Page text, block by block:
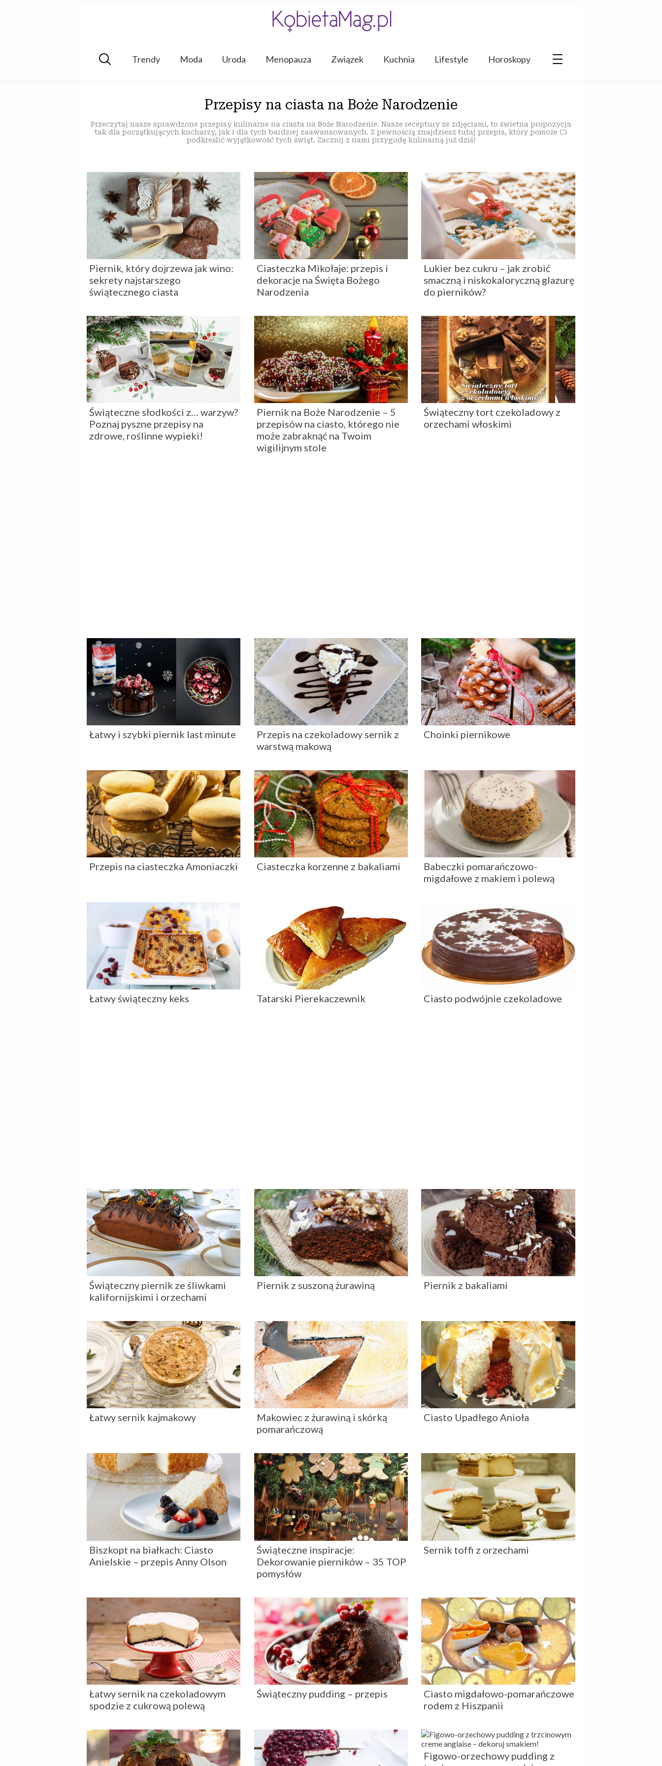
Trendy Moda Uroda Menopauza Związek Kuchnia Lifestyle Horoskopy
Przepisy na ciasta na Boże Narodzenie
Przeczytaj nasze sprawdzone przepisy kulinarne na ciasta na Boże Narodzenie. Nasze receptury ze zdjęciami, to świetna propozycja
tak dla początkujących kucharzy, jak i dla tych bardziej zaawansowanych. Z pewnością znajdziesz tutaj przepis, który pomoże Ci
podkreślić wyjątkowość tych świąt. Zacznij z nami przygodę kulinarną już dziś!
Piernik, który dojrzewa jak wino:
sekrety najstarszego
świątecznego ciasta
Ciasteczka Mikołaje: przepis i
dekoracje na Święta Bożego
Narodzenia
Lukier bez cukru – jak zrobić
smaczną i niskokaloryczną glazurę
do pierników?
Świąteczne słodkości z… warzyw?
Poznaj pyszne przepisy na
zdrowe, roślinne wypieki!
Piernik na Boże Narodzenie – 5
przepisów na ciasto, którego nie
może zabraknąć na Twoim
wigilijnym stole
Świąteczny tort czekoladowy z
orzechami włoskimi
Łatwy i szybki piernik last minute
Przepis na czekoladowy sernik z
warstwą makową
Choinki piernikowe
Przepis na ciasteczka Amoniaczki Ciasteczka korzenne z bakaliami
Babeczki pomarańczowo-
migdałowe z makiem i polewą
Łatwy świąteczny keks Tatarski Pierekaczewnik Ciasto podwójnie czekoladowe
Świąteczny piernik ze śliwkami
kalifornijskimi i orzechami
Piernik z suszoną żurawiną Piernik z bakaliami
Łatwy sernik kajmakowy
Makowiec z żurawiną i skórką
pomarańczową
Ciasto Upadłego Anioła
Biszkopt na białkach: Ciasto
Anielskie – przepis Anny Olson
Świąteczne inspiracje:
Dekorowanie pierników – 35 TOP
pomysłów
Sernik toffi z orzechami
Łatwy sernik na czekoladowym
spodzie z cukrową polewą
Świąteczny pudding – przepis
Ciasto migdałowo-pomarańczowe
rodem z Hiszpanii
Figowo-orzechowy pudding z